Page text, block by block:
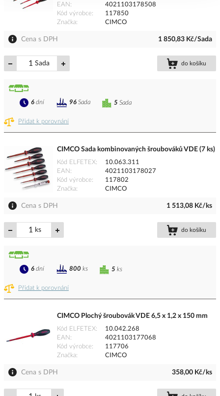
EAN
4021103178508
Kód výrobce
117850
Značka
CIMCO
Cena s DPH 1 850,83 Kč/Sada
Sada do košíku
Přidat k porovnání
5 Sada
6 dní 96 Sada
CIMCO Sada kombinovaných šroubováků VDE (7 ks)
Kód ELFETEX
10.063.311
EAN
4021103178027
Kód výrobce
117802
Značka
CIMCO
Cena s DPH 1 513,08 Kč/ks
ks do košíku
Přidat k porovnání
5 ks
6 dní 800 ks
CIMCO Plochý šroubovák VDE 6,5 x 1,2 x 150 mm
Kód ELFETEX
10.042.268
EAN
4021103177068
Kód výrobce
117706
Značka
CIMCO
Cena s DPH 358,00 Kč/ks